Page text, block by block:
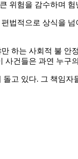
위험을 감수하며
법적으로 상식을
하는 사회적 불
건들은 과연 누구
고 있다. 그 책임